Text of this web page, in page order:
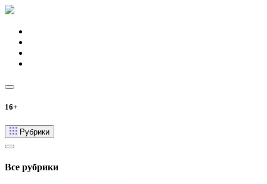
16+
Рубрики
Все рубрики